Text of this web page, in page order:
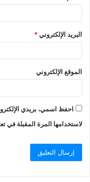
البريد الإلكتروني*
الموقع الإلكتروني
احفظ اسمي، بريدي
لاستخدامها المرة المقبلة في